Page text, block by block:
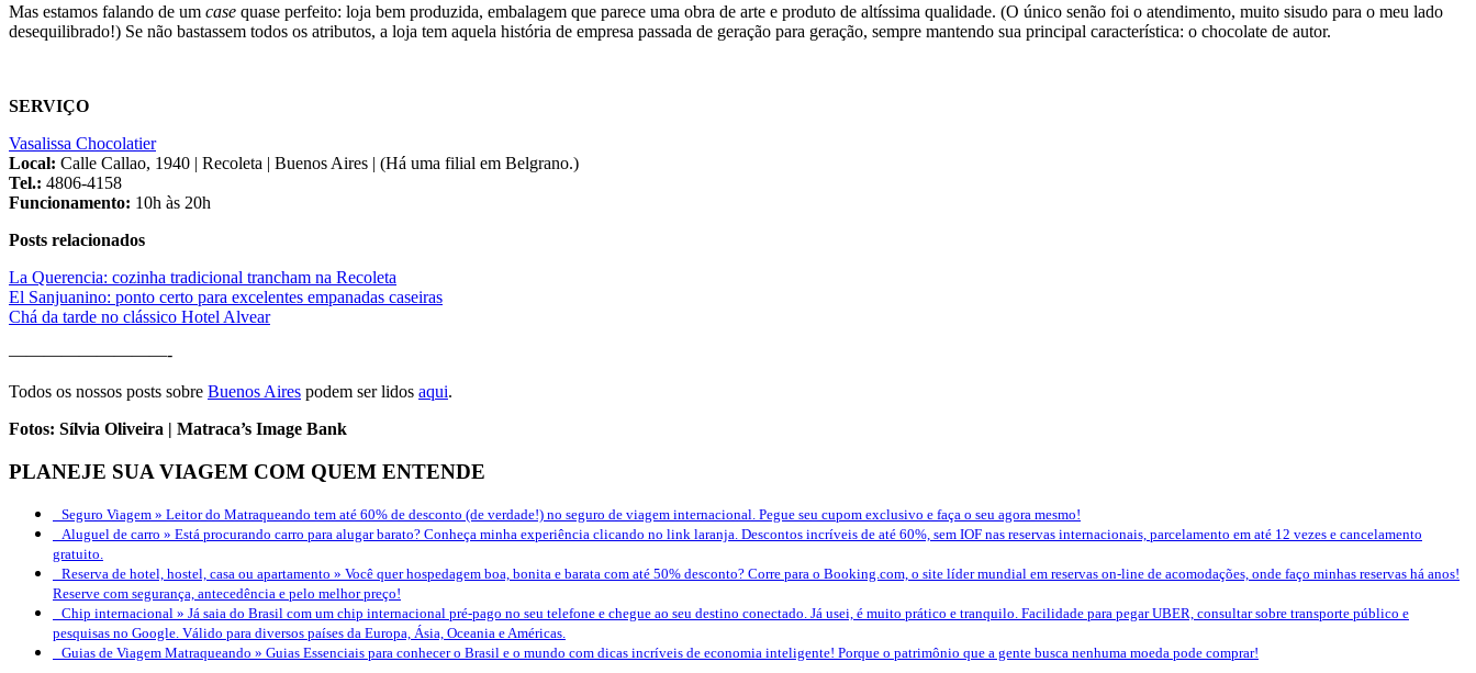
Mas estamos falando de um case quase perfeito: loja bem produzida, embalagem que parece uma obra de arte e produto de altíssima qualidade. (O único senão foi o atendimento, muito sisudo para o meu lado
desequilibrado!) Se não bastassem todos os atributos, a loja tem aquela história de empresa passada de geração para geração, sempre mantendo sua principal característica: o chocolate de autor.
SERVIÇO
Vasalissa Chocolatier
Local: Calle Callao, 1940 | Recoleta | Buenos Aires | (Há uma filial em Belgrano.)
Tel.: 4806-4158
Funcionamento: 10h às 20h
Posts relacionados
La Querencia: cozinha tradicional trancham na Recoleta
El Sanjuanino: ponto certo para excelentes empanadas caseiras
Chá da tarde no clássico Hotel Alvear
—————————-
Todos os nossos posts sobre Buenos Aires podem ser lidos aqui.
Fotos: Sílvia Oliveira | Matraca’s Image Bank
PLANEJE SUA VIAGEM COM QUEM ENTENDE
Seguro Viagem » Leitor do Matraqueando tem até 60% de desconto (de verdade!) no seguro de viagem internacional. Pegue seu cupom exclusivo e faça o seu agora mesmo!
Aluguel de carro » Está procurando carro para alugar barato? Conheça minha experiência clicando no link laranja. Descontos incríveis de até 60%, sem IOF nas reservas internacionais, parcelamento em até 12 vezes e cancelamento
gratuito.
Reserva de hotel, hostel, casa ou apartamento » Você quer hospedagem boa, bonita e barata com até 50% desconto? Corre para o Booking.com, o site líder mundial em reservas on-line de acomodações, onde faço minhas reservas há anos!
Reserve com segurança, antecedência e pelo melhor preço!
Chip internacional » Já saia do Brasil com um chip internacional pré-pago no seu telefone e chegue ao seu destino conectado. Já usei, é muito prático e tranquilo. Facilidade para pegar UBER, consultar sobre transporte público e
pesquisas no Google. Válido para diversos países da Europa, Ásia, Oceania e Américas.
Guias de Viagem Matraqueando » Guias Essenciais para conhecer o Brasil e o mundo com dicas incríveis de economia inteligente! Porque o patrimônio que a gente busca nenhuma moeda pode comprar!